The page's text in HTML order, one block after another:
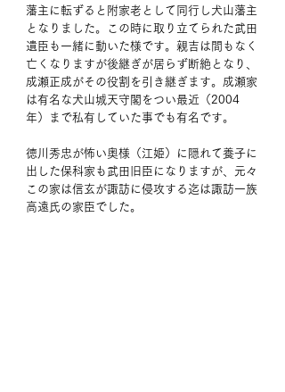
藩主に転ずると附家老として同行し犬山藩主
となりました。この時に取り立てられた武田
遺臣も一緒に動いた様です。親吉は間もなく
亡くなりますが後継ぎが居らず断絶となり、
成瀬正成がその役割を引き継ぎます。成瀬家
は有名な犬山城天守閣をつい最近（2004
年）まで私有していた事でも有名です。
徳川秀忠が怖い奥様（江姫）に隠れて養子に
出した保科家も武田旧臣になりますが、元々
この家は信玄が諏訪に侵攻する迄は諏訪一族
高遠氏の家臣でした。